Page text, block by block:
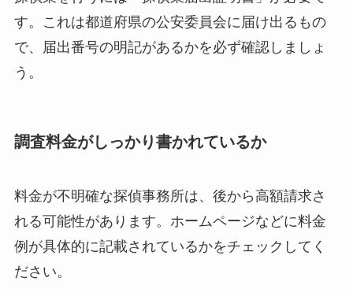
す。これは都道府県の公安委員会に届け出るもの
で、届出番号の明記があるかを必ず確認しましょ
う。
調査料金がしっかり書かれているか
料金が不明確な探偵事務所は、後から高額請求さ
れる可能性があります。ホームページなどに料金
例が具体的に記載されているかをチェックしてく
ださい。